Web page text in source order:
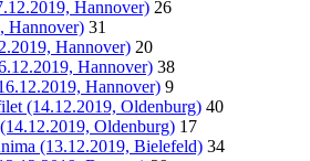
Hannover) 26
Hannover) 31
Hannover) 20
Hannover) 38
Hannover) 9
(14.12.2019, Oldenburg) 40
Oldenburg) 17
(13.12.2019, Bielefeld) 34